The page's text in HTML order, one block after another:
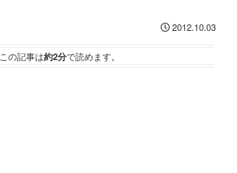
2012.10.03
この記事は約2分で読めます。